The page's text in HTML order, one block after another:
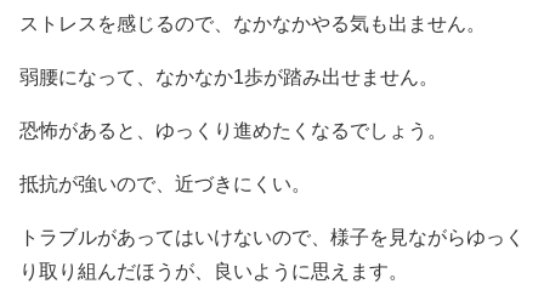
ストレスを感じるので、なかなかやる気も出ません。
弱腰になって、なかなか1歩が踏み出せません。
恐怖があると、ゆっくり進めたくなるでしょう。
抵抗が強いので、近づきにくい。
トラブルがあってはいけないので、様子を見ながらゆっく
り取り組んだほうが、良いように思えます。